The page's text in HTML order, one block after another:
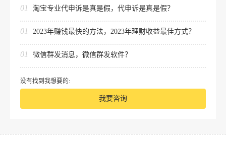
01 淘宝专业代申诉是真是假，代申诉是真是假？
01 2023年赚钱最快的方法，2023年理财收益最佳方式？
01 微信群发消息，微信群发软件？
没有找到我想要的:
我要咨询